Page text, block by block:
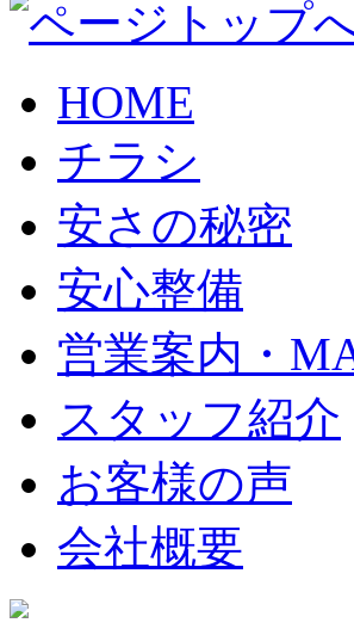
HOME
チラシ
安さの秘密
安心整備
営業案内・
スタッフ紹介
お客様の声
会社概要